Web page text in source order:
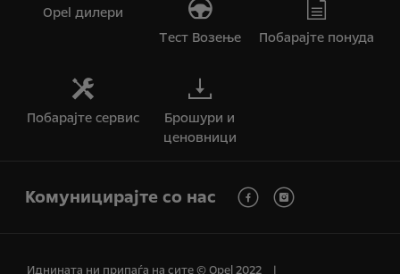
Opel дилери
Tест Bозење
Побарајте понуда
Побарајте сервис
Брошури и
ценовници
Комуницирајте со нас
Иднината ни припаѓа на сите © Opel 2022